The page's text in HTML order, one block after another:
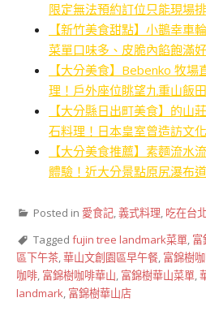
限定無法預約訂位只能現場
【新竹美食甜點】小鵲幸車
菜單口味多、皮脆內餡飽滿
【大分美食】Bebenko 牧
理！戶外座位眺望九重山飯
【大分縣日出町美食】的山
石料理！日本皇室曾造訪文
【大分美食推薦】素麵流水
體驗！近大分景點原尻瀑布
Posted in 愛食記,義式料理, 吃在台
Tagged fujin tree landmark菜單, 富
區下午茶,華山文創園區早午餐, 富錦樹
咖啡, 富錦樹咖啡華山, 富錦樹華山菜單,
landmark, 富錦樹華山店